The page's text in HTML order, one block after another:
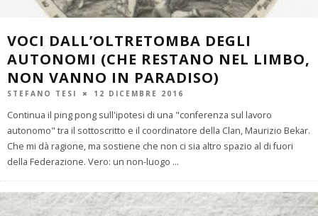
VOCI DALL’OLTRETOMBA DEGLI
AUTONOMI (CHE RESTANO NEL LIMBO,
NON VANNO IN PARADISO)
STEFANO TESI 12 DICEMBRE 2016
Continua il ping pong sull'ipotesi di una "conferenza sul lavoro
autonomo" tra il sottoscritto e il coordinatore della Clan, Maurizio Bekar.
Che mi dà ragione, ma sostiene che non ci sia altro spazio al di fuori
della Federazione. Vero: un non-luogo ...